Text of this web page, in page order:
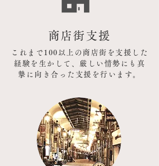
商店街支援
これまで100以上の商店街を支援した
経験を生かして、 厳しい情勢にも真
摯に向き合った支援を行います。